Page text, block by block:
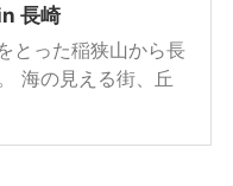
長崎
とった稲狭山から長
海の見える街、丘